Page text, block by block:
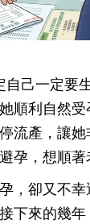
自己一定要
順利自然
流產，讓
孕，想順著
，卻又不
下來的幾年